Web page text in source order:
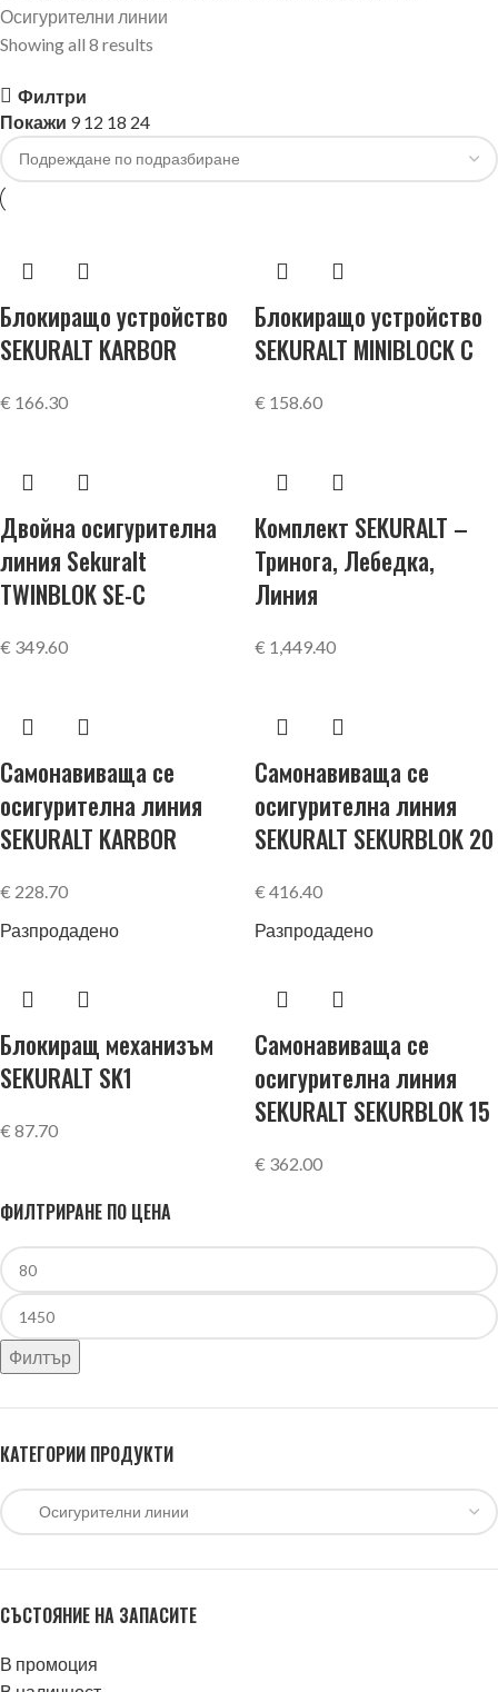
ФИЛТРИРАНЕ ПО ЦЕНА
Филтър
КАТЕГОРИИ ПРОДУКТИ
СЪСТОЯНИЕ НА ЗАПАСИТЕ
В промоция
Осигурителни линии
Showing all 8 results
Филтри
Покажи 912 18 24
Блокиращо устройство
SEKURALT KARBOR
€ 166.30
Блокиращо устройство
SEKURALT MINIBLOCK C
€ 158.60
Двойна осигурителна
линия Sekuralt
TWINBLOK SE-C
€ 349.60
Комплект SEKURALT –
Тринога, Лебедка,
Линия
€ 1,449.40
Самонавиваща се
осигурителна линия
SEKURALT KARBOR
€ 228.70
Самонавиваща се
осигурителна линия
SEKURALT SEKURBLOK 20
€ 416.40
Разпродадено
Блокиращ механизъм
SEKURALT SK1
€ 87.70
Разпродадено
Самонавиваща се
осигурителна линия
SEKURALT SEKURBLOK 15
€ 362.00